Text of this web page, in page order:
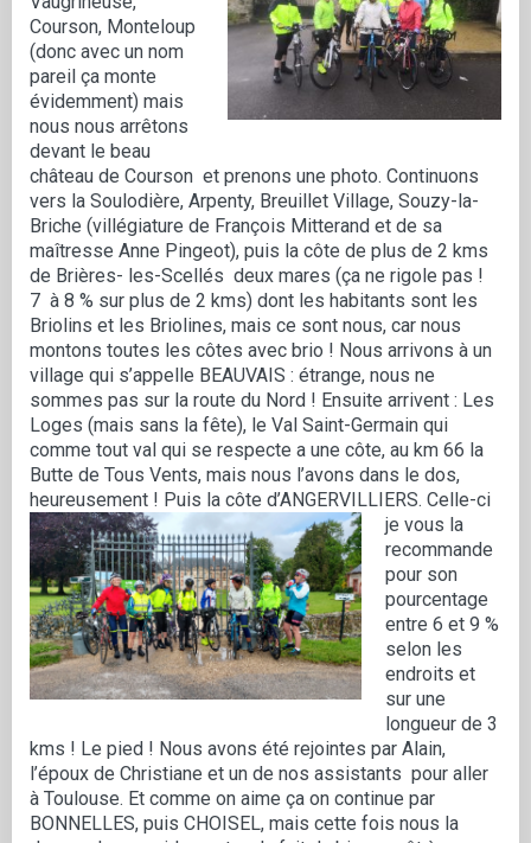
Courson, Monteloup
(donc avec un nom
pareil ça monte
évidemment) mais
nous nous arrêtons
devant le beau
château de Courson et prenons une photo. Continuons
vers la Soulodière, Arpenty, Breuillet Village, Souzy-la-
Briche (villégiature de François Mitterand et de sa
maîtresse Anne Pingeot), puis la côte de plus de 2 kms
de Brières- les-Scellés deux mares (ça ne rigole pas !
7 à 8 % sur plus de 2 kms) dont les habitants sont les
Briolins et les Briolines, mais ce sont nous, car nous
montons toutes les côtes avec brio ! Nous arrivons à un
village qui s’appelle BEAUVAIS : étrange, nous ne
sommes pas sur la route du Nord ! Ensuite arrivent : Les
Loges (mais sans la fête), le Val Saint-Germain qui
comme tout val qui se respecte a une côte, au km 66 la
Butte de Tous Vents, mais nous l’avons dans le dos,
heureusement ! Puis la côte d’ANGERVILLIERS. Celle-ci
je vous la
recommande
pour son
pourcentage
entre 6 et 9 %
selon les
endroits et
sur une
longueur de 3
kms ! Le pied ! Nous avons été rejointes par Alain,
l’époux de Christiane et un de nos assistants pour aller
à Toulouse. Et comme on aime ça on continue par
BONNELLES, puis CHOISEL, mais cette fois nous la